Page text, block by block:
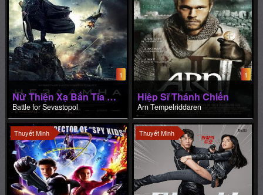
hành tinh.
Ngoài Daniel Craig, “Cowboys and Aliens” còn có sự góp mặt
cảu nam tài tử Harrison Ford và nhiều diễn viên nổi tiếng khác
như Abigail Spencer, Sam Rockwell, Olivia Wilde, Jon Favreau,
Paul Dano, Keith Carradine. Phim do Jon Favreau (tác giả của
phim “Iron Man”) đạo diễn, Brian Grazer, Ron Howard và
Steven Spielberg là những người giữ vai trò sản xuất của phim.
Cao Bồi Và Người Ngoài Hành Tinh thuyết minh.
1
Nữ Thiện Xạ Bắn Tỉa Xinh Đẹp
Battle for Sevastopol
1
Hiệp Sĩ Thánh Chiến
Arn Tempelriddaren
Thuyết Minh Thuyết Minh